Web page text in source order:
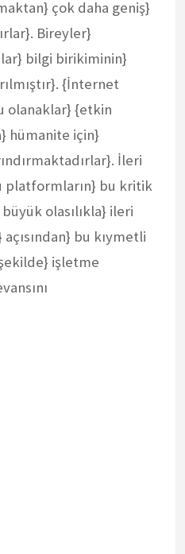
çok daha geniş}
Bireyler}
bilgi birikiminin}
{İnternet
olanaklar} {etkin
hümanite için}
İleri
platformların} bu kritik
olasılıkla} ileri
bu kıymetli
işletme